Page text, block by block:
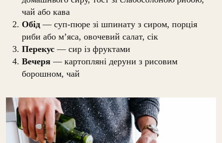
чай або кава
Обід — суп-пюре зі шпинату з сиром, порція
риби або м’яса, овочевий салат, сік
Перекус — сир із фруктами
Вечеря — картопляні деруни з рисовим
борошном, чай